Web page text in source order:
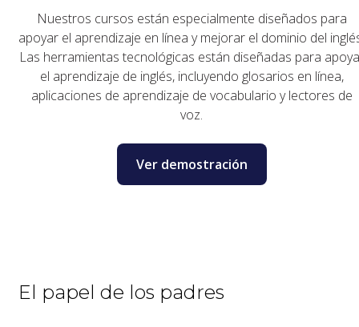
Nuestros cursos están especialmente diseñados para
apoyar el aprendizaje en línea y mejorar el dominio del
Las herramientas tecnológicas están diseñadas para
el aprendizaje de inglés, incluyendo glosarios en línea,
aplicaciones de aprendizaje de vocabulario y lectores de
voz.
Ver demostración
El papel de los padres